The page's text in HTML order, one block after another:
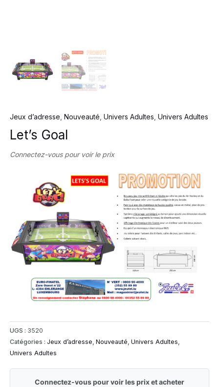
Jeux d’adresse Nouveauté Univers Adultes Univers Adultes
Let’s Goal
Connectez-vous pour voir le prix
UGS : 3520
Catégories : Jeux d’adresse, Nouveauté, Univers Adultes,
Univers Adultes
Connectez-vous pour voir les prix et acheter